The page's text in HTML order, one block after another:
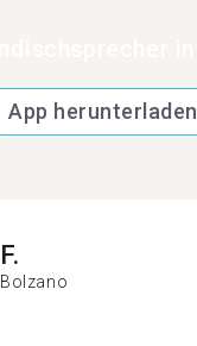
App herunterladen
F.
Bolzano